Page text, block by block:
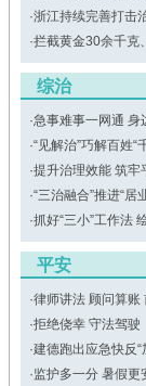
·浙江持续完善打击
·拦截黄金30余千克
综治
·急事难事一网通 身
·“见解治”巧解百姓“
·提升治理效能 筑牢
·“三治融合”推进“居
·抓好“三小”工作法
平安
·律师讲法 顾问算账
·拒绝侥幸 守法驾驶
·建德跑出应急快反“
·监护多一分 暑假更